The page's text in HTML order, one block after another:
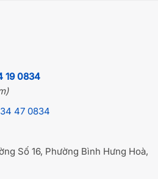
19 0834
47 0834
Số 16, Phường Bình Hưng Hoà,